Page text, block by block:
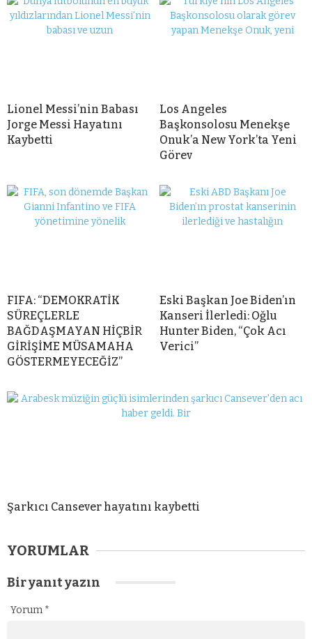
Lionel Messi’nin Babası
Jorge Messi Hayatını
Kaybetti
Los Angeles
Başkonsolosu Menekşe
Onuk’a New York’ta Yeni
Görev
FIFA: “DEMOKRATİK
SÜREÇLERLE
BAĞDAŞMAYAN HİÇBİR
GİRİŞİME MÜSAMAHA
GÖSTERMEYECEĞİZ”
Eski Başkan Joe Biden’ın
Kanseri İlerledi: Oğlu
Hunter Biden, “Çok Acı
Verici”
Şarkıcı Cansever hayatını kaybetti
YORUMLAR
Bir yanıt yazın
Yorum *